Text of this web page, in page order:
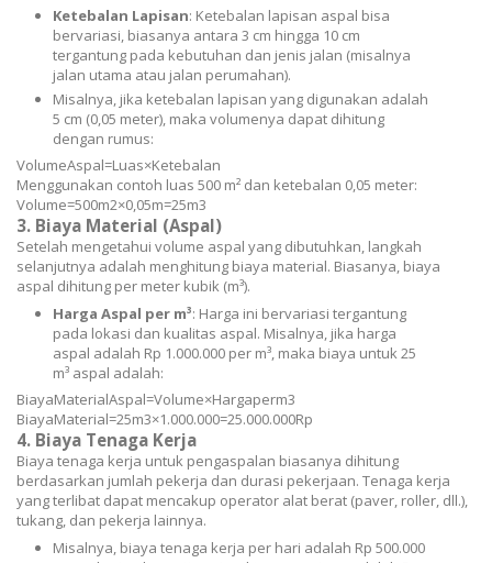
Ketebalan Lapisan: Ketebalan lapisan aspal bisa
bervariasi, biasanya antara 3 cm hingga 10 cm
tergantung pada kebutuhan dan jenis jalan (misalnya
jalan utama atau jalan perumahan).
Misalnya, jika ketebalan lapisan yang digunakan adalah
5 cm (0,05 meter), maka volumenya dapat dihitung
dengan rumus:
VolumeAspal=Luas×Ketebalan
Menggunakan contoh luas 500 m² dan ketebalan 0,05 meter:
Volume=500m2×0,05m=25m3
3. Biaya Material (Aspal)
Setelah mengetahui volume aspal yang dibutuhkan, langkah
selanjutnya adalah menghitung biaya material. Biasanya, biaya
aspal dihitung per meter kubik (m³).
Harga Aspal per m³: Harga ini bervariasi tergantung
pada lokasi dan kualitas aspal. Misalnya, jika harga
aspal adalah Rp 1.000.000 per m³, maka biaya untuk 25
m³ aspal adalah:
BiayaMaterialAspal=Volume×Hargaperm3
BiayaMaterial=25m3×1.000.000=25.000.000Rp
4. Biaya Tenaga Kerja
Biaya tenaga kerja untuk pengaspalan biasanya dihitung
berdasarkan jumlah pekerja dan durasi pekerjaan. Tenaga kerja
yang terlibat dapat mencakup operator alat berat (paver, roller, dll.),
tukang, dan pekerja lainnya.
Misalnya, biaya tenaga kerja per hari adalah Rp 500.000